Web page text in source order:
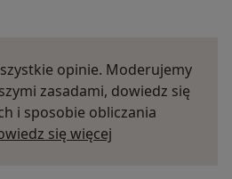
opinie. Moderujemy
zasadami, dowiedz się
i sposobie obliczania
się więcej